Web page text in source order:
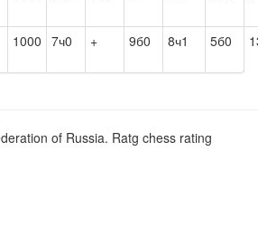
1000 7ч0 + 9б0 8ч1 5б0
of Russia. Ratg chess rating